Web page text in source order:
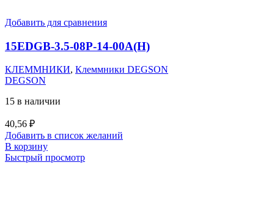
Добавить для сравнения
15EDGB-3.5-08P-14-00A(H)
КЛЕММНИКИ, Клеммники DEGSON
DEGSON
15 в наличии
40,56 ₽
Добавить в список желаний
В корзину
Быстрый просмотр